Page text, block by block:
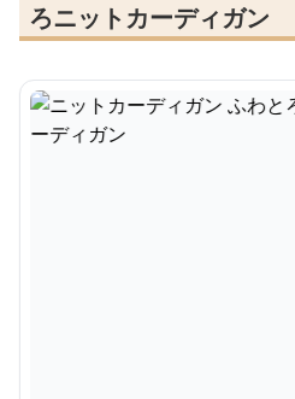
ろニットカーディガン